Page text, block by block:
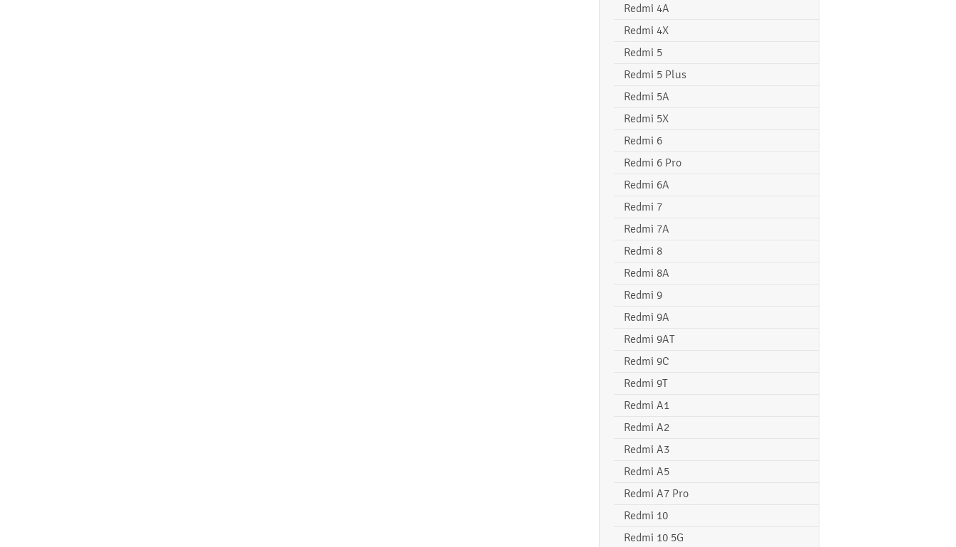
Redmi 4A
Redmi 4X
Redmi 5
Redmi 5 Plus
Redmi 5A
Redmi 5X
Redmi 6
Redmi 6 Pro
Redmi 6A
Redmi 7
Redmi 7A
Redmi 8
Redmi 8A
Redmi 9
Redmi 9A
Redmi 9AT
Redmi 9C
Redmi 9T
Redmi A1
Redmi A2
Redmi A3
Redmi A5
Redmi A7 Pro
Redmi 10
Redmi 10 5G